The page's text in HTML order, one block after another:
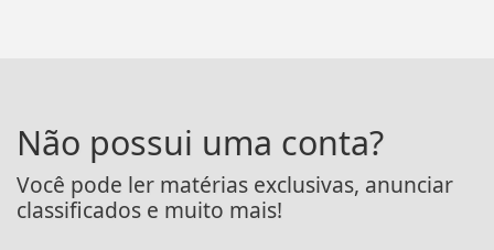
Não possui uma conta?
Você pode ler matérias exclusivas, anunciar
classificados e muito mais!